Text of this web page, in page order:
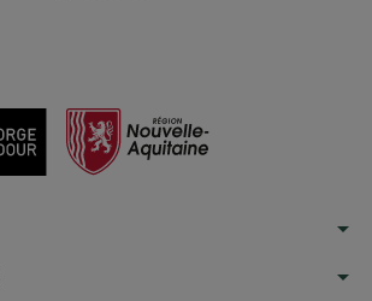
arrow_drop_down
arrow_drop_down